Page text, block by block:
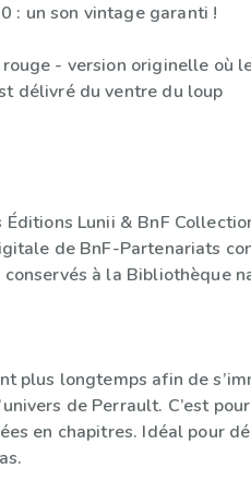
: un son vintage garanti !
- version originelle où
délivré du ventre du loup
Éditions Lunii & BnF
de BnF-Partenariats
à la Bibliothèque
plus longtemps afin de
de Perrault. C’est
en chapitres. Idéal pour